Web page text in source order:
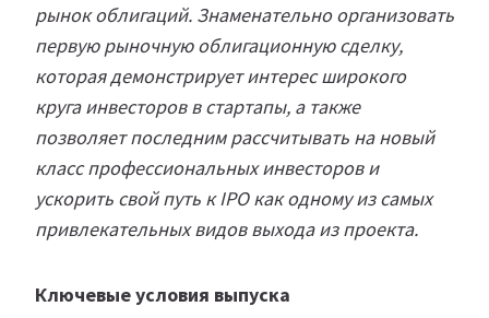
рынок облигаций. Знаменательно организовать
первую рыночную облигационную сделку,
которая демонстрирует интерес широкого
круга инвесторов в стартапы, а также
позволяет последним рассчитывать на новый
класс профессиональных инвесторов и
ускорить свой путь к IPO как одному из самых
привлекательных видов выхода из проекта.
Ключевые условия выпуска